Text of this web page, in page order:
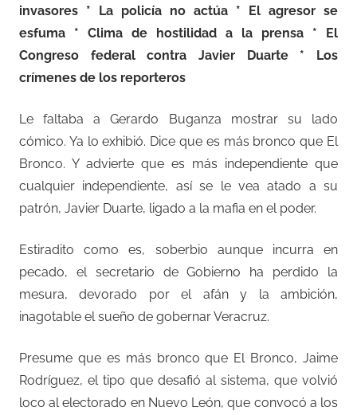
invasores * La policía no actúa * El agresor se
esfuma * Clima de hostilidad a la prensa * El
Congreso federal contra Javier Duarte * Los
crímenes de los reporteros
Le faltaba a Gerardo Buganza mostrar su lado
cómico. Ya lo exhibió. Dice que es más bronco que El
Bronco. Y advierte que es más independiente que
cualquier independiente, así se le vea atado a su
patrón, Javier Duarte, ligado a la mafia en el poder.
Estiradito como es, soberbio aunque incurra en
pecado, el secretario de Gobierno ha perdido la
mesura, devorado por el afán y la ambición,
inagotable el sueño de gobernar Veracruz.
Presume que es más bronco que El Bronco, Jaime
Rodríguez, el tipo que desafió al sistema, que volvió
loco al electorado en Nuevo León, que convocó a los